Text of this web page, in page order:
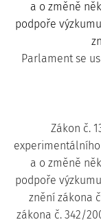
a o změně
podpoře
Parlament se
Zákon č.
a o změně
podpoře
znění zákona
zákona č. 342/